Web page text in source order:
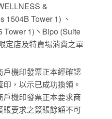
&
1504B Tower 1) 、
Tower 1)丶Bipo (Suite
定店及特賣場消費之單
機印發票正本經確認
，以示已成功換領。
機印發票正本要求商
賬要求之簽賬餘額不可